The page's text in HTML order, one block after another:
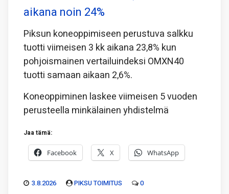
aikana noin 24%
Piksun koneoppimiseen perustuva salkku
tuotti viimeisen 3 kk aikana 23,8% kun
pohjoismainen vertailuindeksi OMXN40
tuotti samaan aikaan 2,6%.
Koneoppiminen laskee viimeisen 5 vuoden
perusteella minkälainen yhdistelmä
Jaa tämä:
Facebook X WhatsApp
3.8.2026 PIKSU TOIMITUS 0